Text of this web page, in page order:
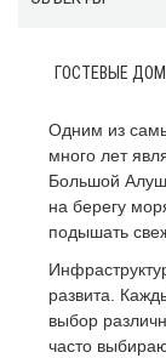
ГОСТЕВЫЕ
Одним из
много лет
Большой
на берегу
подышать
развита.
выбор
часто